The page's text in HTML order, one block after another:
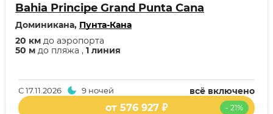
Bahia Principe Grand Punta Cana
Доминикана, Пунта-Кана
50 м до пляжа , 1 линия
20 км до аэропорта
всё включено
С17.11.2026 9 ночей
- 21%
от 576 927 ₽